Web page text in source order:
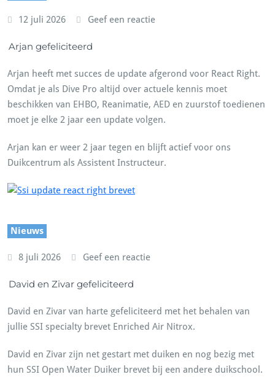
12 juli 2026 Geef een reactie
Arjan gefeliciteerd
Arjan heeft met succes de update afgerond voor React Right.
Omdat je als Dive Pro altijd over actuele kennis moet
beschikken van EHBO, Reanimatie, AED en zuurstof toedienen
moet je elke 2 jaar een update volgen.
Arjan kan er weer 2 jaar tegen en blijft actief voor ons
Duikcentrum als Assistent Instructeur.
Nieuws
8 juli 2026 Geef een reactie
David en Zivar gefeliciteerd
David en Zivar van harte gefeliciteerd met het behalen van
jullie SSI specialty brevet Enriched Air Nitrox.
David en Zivar zijn net gestart met duiken en nog bezig met
hun SSI Open Water Duiker brevet bij een andere duikschool.